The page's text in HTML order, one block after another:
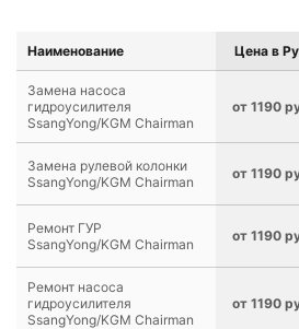
Наименование Цена в
Замена насоса
гидроусилителя
SsangYong/KGM Chairman
от 1190
Замена рулевой колонки
SsangYong/KGM Chairman
от 1190
Ремонт ГУР
SsangYong/KGM Chairman
от 1190
Ремонт насоса
гидроусилителя
SsangYong/KGM Chairman
от 1190